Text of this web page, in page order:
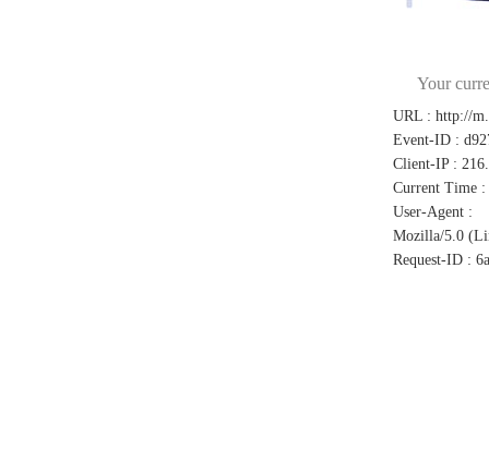
Your
URL : http://
Event-ID :
Client-IP :
Current Time :
User-Agent :
Mozilla/5.0
Request-ID :